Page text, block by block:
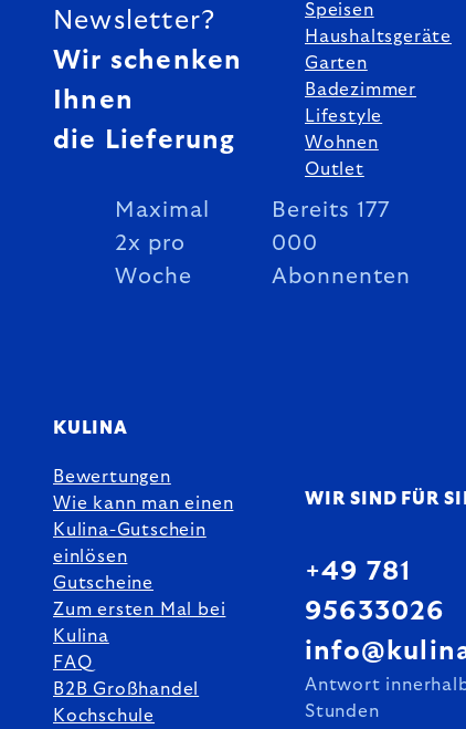
Newsletter?
Wir schenken
Ihnen
die Lieferung
Maximal
2x pro
Woche
Bereits 177
000
Abonnenten
Speisen
Haushaltsgeräte
Garten
Badezimmer
Lifestyle
Wohnen
Outlet
KULINA
Bewertungen
Wie kann man einen
Kulina-Gutschein
einlösen
Gutscheine
Zum ersten Mal bei
Kulina
FAQ
B2B Großhandel
Kochschule
WIR SIND FÜR
+49 781
95633026
Antwort
Stunden